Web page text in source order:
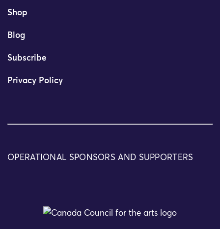
Shop
Blog
Subscribe
Privacy Policy
OPERATIONAL SPONSORS AND SUPPORTERS